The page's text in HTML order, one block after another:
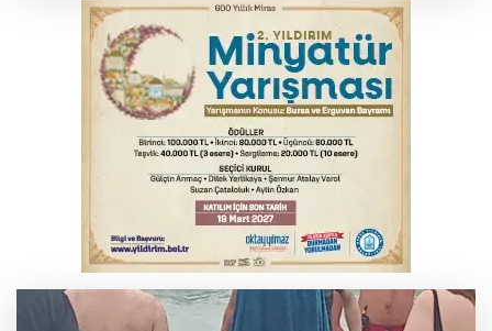
kahkaha dolu gece
İnegöl'de orman yangını; Havadan ve
karadan müdahale başlatıldı
Bursa'da korkutan kazada 4 yaralı
Suça sürüklenen çocuk yasası TBMM'de
kabul edildi